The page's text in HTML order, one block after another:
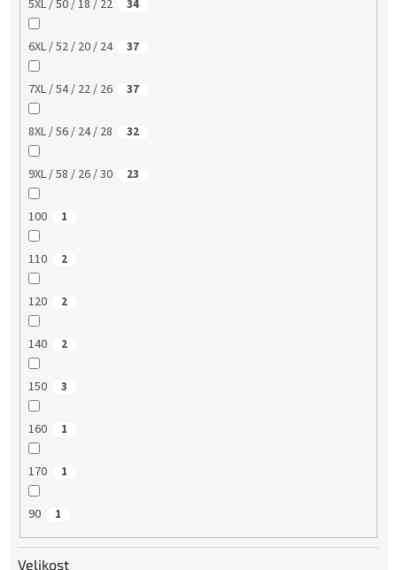
5XL / 50 / 18 / 22 34
6XL / 52 / 20 / 24 37
7XL / 54 / 22 / 26 37
8XL / 56 / 24 / 28 32
9XL / 58 / 26 / 30 23
100 1
110 2
120 2
140 2
150 3
160 1
170 1
90 1
Velikost